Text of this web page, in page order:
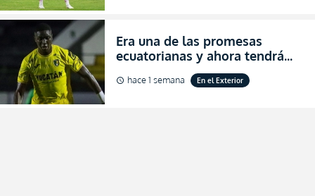
Era una de las promesas
ecuatorianas y ahora tendrá
una nueva oportunidad en
Bolivia
schedule hace 1 semana En el Exterior